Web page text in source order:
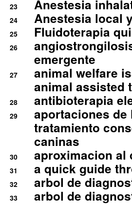
23 Anestesia
24 Anestesia local
25 Fluidoterapia
26
emergente
27
animal welfare
animal assisted
28 antibioterapia
29
aportaciones
tratamiento
caninas
30 aproximacion
31 a quick guide
32 arbol de
33
arbol de